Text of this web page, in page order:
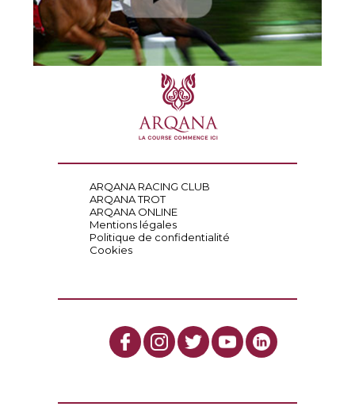
ARQANA RACING CLUB
ARQANA TROT
ARQANA ONLINE
Mentions légales
Politique de confidentialité
Cookies